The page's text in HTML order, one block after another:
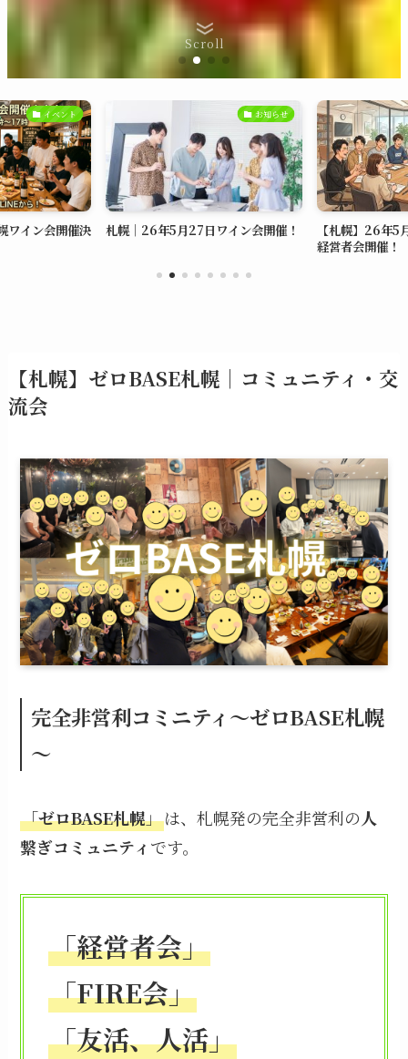
Scroll
お知らせ
イン会開催！
お知らせ
【札幌】26年5月26日｜ゼロBASE
【札幌｜友活
23,24日｜友達
【札幌】ゼロBASE札幌｜コミュニティ・交
流会
完全非営利コミニティ～ゼロBASE札幌
～
「ゼロBASE札幌」は、札幌発の完全非営利の人
繋ぎコミュニティ です。
「経営者会」
「FIRE会」
「友活、人活」